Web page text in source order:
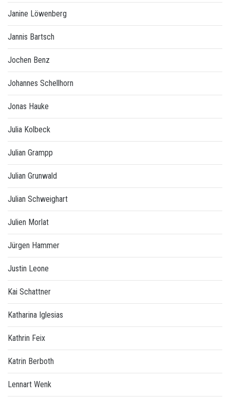
Janine Löwenberg
Jannis Bartsch
Jochen Benz
Johannes Schellhorn
Jonas Hauke
Julia Kolbeck
Julian Grampp
Julian Grunwald
Julian Schweighart
Julien Morlat
Jürgen Hammer
Justin Leone
Kai Schattner
Katharina Iglesias
Kathrin Feix
Katrin Berboth
Lennart Wenk